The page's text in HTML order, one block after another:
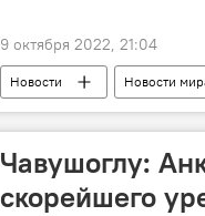
9 октября 2022, 21:04
Новости Новости
Чавушоглу:
скорейшего